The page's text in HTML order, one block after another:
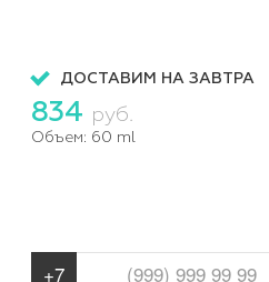
ДОСТАВИМ НА ЗАВТРА
834 руб.
Объем: 60 ml